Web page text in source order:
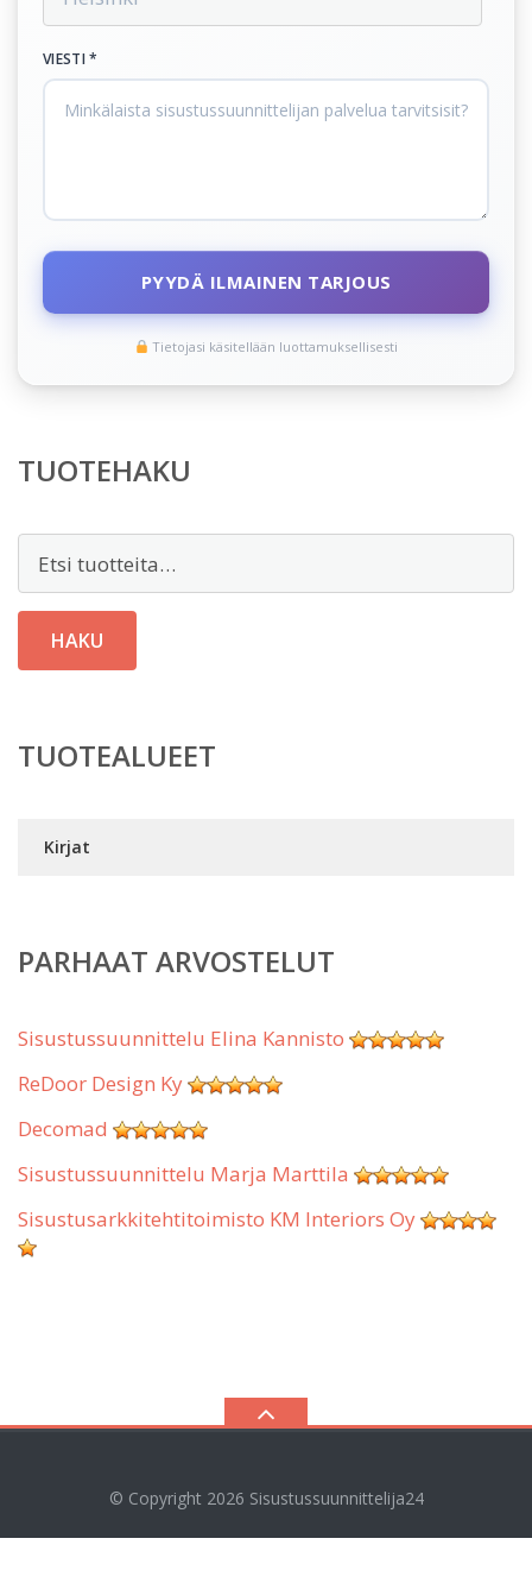
VIESTI *
PYYDÄ ILMAINEN TARJOUS
Tietojasi käsitellään luottamuksellisesti
TUOTEHAKU
HAKU
TUOTEALUEET
Kirjat
PARHAAT ARVOSTELUT
Sisustussuunnittelu Elina Kannisto
ReDoor Design Ky
Decomad
Sisustussuunnittelu Marja Marttila
Sisustusarkkitehtitoimisto KM Interiors Oy
© Copyright 2026 Sisustussuunnittelija24